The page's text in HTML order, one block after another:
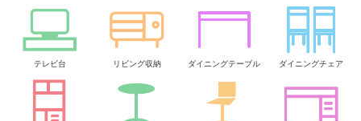
テレビ台 リビング収納 ダイニングテーブル ダイニングチェア